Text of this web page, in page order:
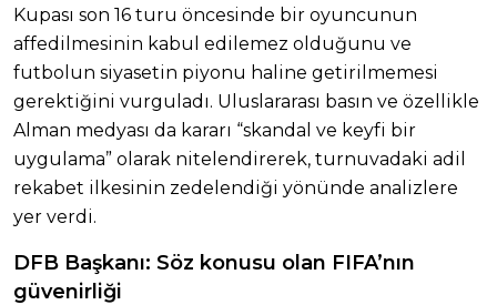
Kupası son 16 turu öncesinde bir oyuncunun
affedilmesinin kabul edilemez olduğunu ve
futbolun siyasetin piyonu haline getirilmemesi
gerektiğini vurguladı. Uluslararası basın ve özellikle
Alman medyası da kararı “skandal ve keyfi bir
uygulama” olarak nitelendirerek, turnuvadaki adil
rekabet ilkesinin zedelendiği yönünde analizlere
yer verdi.
DFB Başkanı: Söz konusu olan FIFA’nın
güvenirliği